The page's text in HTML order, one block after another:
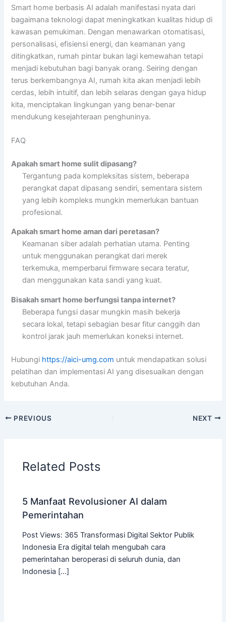
Smart home berbasis AI adalah manifestasi nyata dari
bagaimana teknologi dapat meningkatkan kualitas hidup di
kawasan pemukiman. Dengan menawarkan otomatisasi,
personalisasi, efisiensi energi, dan keamanan yang
ditingkatkan, rumah pintar bukan lagi kemewahan tetapi
menjadi kebutuhan bagi banyak orang. Seiring dengan
terus berkembangnya AI, rumah kita akan menjadi lebih
cerdas, lebih intuitif, dan lebih selaras dengan gaya hidup
kita, menciptakan lingkungan yang benar-benar
mendukung kesejahteraan penghuninya.
FAQ
Apakah smart home sulit dipasang?
Tergantung pada kompleksitas sistem, beberapa
perangkat dapat dipasang sendiri, sementara sistem
yang lebih kompleks mungkin memerlukan bantuan
profesional.
Apakah smart home aman dari peretasan?
Keamanan siber adalah perhatian utama. Penting
untuk menggunakan perangkat dari merek
terkemuka, memperbarui firmware secara teratur,
dan menggunakan kata sandi yang kuat.
Bisakah smart home berfungsi tanpa internet?
Beberapa fungsi dasar mungkin masih bekerja
secara lokal, tetapi sebagian besar fitur canggih dan
kontrol jarak jauh memerlukan koneksi internet.
Hubungi https://aici-umg.com untuk mendapatkan solusi
pelatihan dan implementasi AI yang disesuaikan dengan
kebutuhan Anda.
PREVIOUS NEXT
Related Posts
5 Manfaat Revolusioner AI dalam
Pemerintahan
Post Views: 365 Transformasi Digital Sektor Publik
Indonesia Era digital telah mengubah cara
pemerintahan beroperasi di seluruh dunia, dan
Indonesia […]